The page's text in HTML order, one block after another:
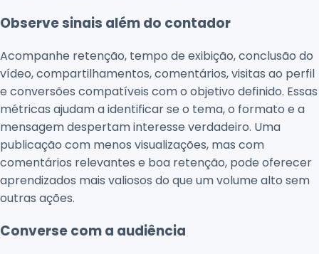
Observe sinais além do contador
Acompanhe retenção, tempo de exibição, conclusão do
vídeo, compartilhamentos, comentários, visitas ao perfil
e conversões compatíveis com o objetivo definido. Essas
métricas ajudam a identificar se o tema, o formato e a
mensagem despertam interesse verdadeiro. Uma
publicação com menos visualizações, mas com
comentários relevantes e boa retenção, pode oferecer
aprendizados mais valiosos do que um volume alto sem
outras ações.
Converse com a audiência